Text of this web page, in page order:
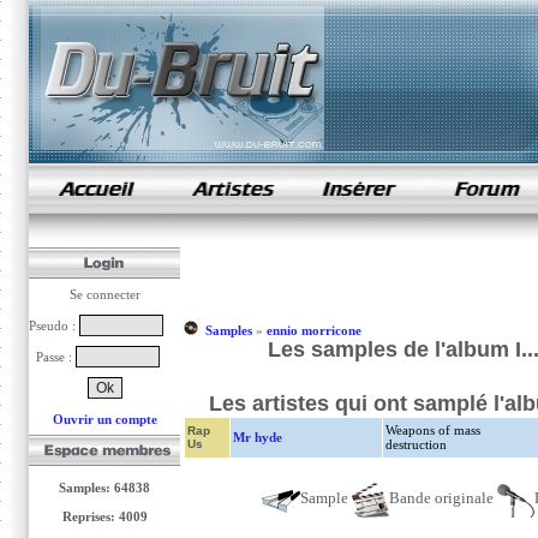
samples de rap
Se connecter
Pseudo :
Passe :
Ouvrir un compte
Samples: 64838
Reprises: 4009
Samples» ennio morricone
Les samples de l'album
Les artistes qui ont samplé
Rap
Us
Mr hyde
Weapons of mass
destruction
Sample Bande originale